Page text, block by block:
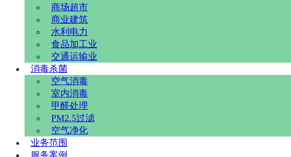
商场超市
商业建筑
水利电力
食品加工业
交通运输业
消毒杀菌
空气消毒
室内消毒
甲醛处理
PM2.5过滤
空气净化
业务范围
服务案例